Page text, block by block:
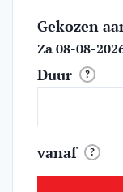
Gekozen
Za 08-08-
Duur ?
vanaf ?